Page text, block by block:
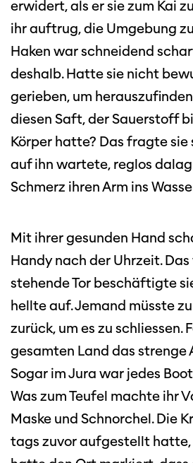
erwidert, als er sie zum Kai
ihr auftrug, die Umgebung
Haken war schneidend
deshalb. Hatte sie nicht
gerieben, um
diesen Saft, der Sauerstoff
Körper hatte? Das fragte sie
auf ihn wartete, reglos
Schmerz ihren Arm ins
Mit ihrer gesunden Hand
Handy nach der Uhrzeit.
stehende Tor beschäftigte
hellte auf. Jemand müsste
zurück, um es zu schliessen.
gesamten Land das strenge
Sogar im Jura war jedes
Was zum Teufel machte ihr
Maske und Schnorchel. Die
tags zuvor aufgestellt